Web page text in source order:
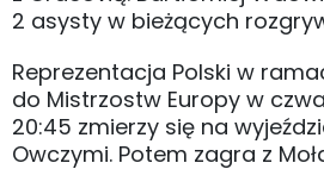
2 asysty w bieżących
Reprezentacja Polski w
do Mistrzostw Europy w
20:45 zmierzy się na
Owczymi. Potem zagra z